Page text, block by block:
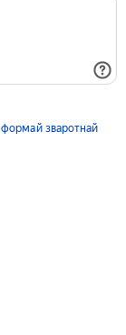
формай зваротнай